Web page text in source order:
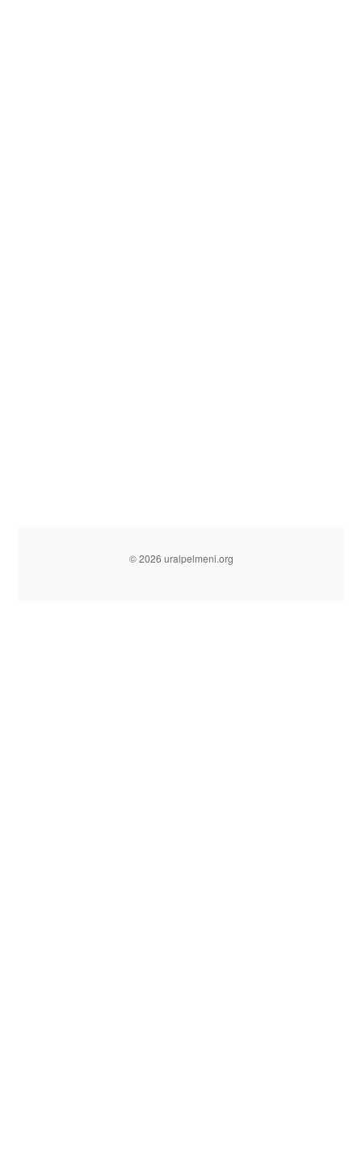
© 2026 uralpelmeni.org